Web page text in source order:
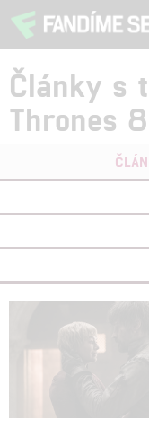
Články s
Thrones 8